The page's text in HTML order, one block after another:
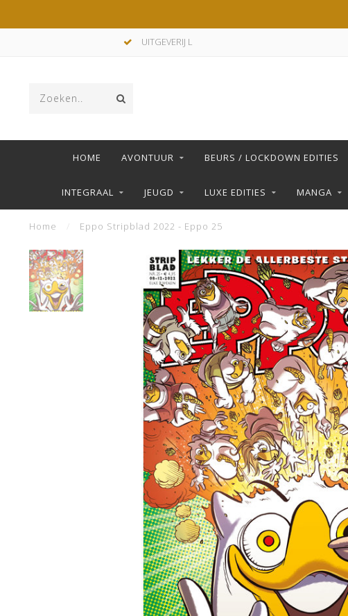
UITGEVERIJ L
HOME AVONTUUR BEURS / LOCKDOWN EDITIES
INTEGRAAL JEUGD LUXE EDITIES MANGA
Home Eppo Stripblad 2022 - Eppo 25